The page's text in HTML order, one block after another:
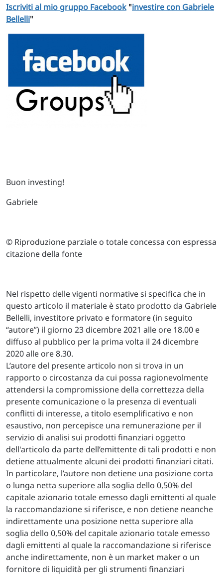
Iscriviti al mio gruppo Facebook "investire con Gabriele
Bellelli"
Buon investing!
Gabriele
© Riproduzione parziale o totale concessa con espressa
citazione della fonte
Nel rispetto delle vigenti normative si specifica che in
questo articolo il materiale è stato prodotto da Gabriele
Bellelli, investitore privato e formatore (in seguito
“autore”) il giorno 23 dicembre 2021 alle ore 18.00 e
diffuso al pubblico per la prima volta il 24 dicembre
2020 alle ore 8.30.
L’autore del presente articolo non si trova in un
rapporto o circostanza da cui possa ragionevolmente
attendersi la compromissione della correttezza della
presente comunicazione o la presenza di eventuali
conflitti di interesse, a titolo esemplificativo e non
esaustivo, non percepisce una remunerazione per il
servizio di analisi sui prodotti finanziari oggetto
dell'articolo da parte dell’emittente di tali prodotti e non
detiene attualmente alcuni dei prodotti finanziari citati.
In particolare, l’autore non detiene una posizione corta
o lunga netta superiore alla soglia dello 0,50% del
capitale azionario totale emesso dagli emittenti al quale
la raccomandazione si riferisce, e non detiene neanche
indirettamente una posizione netta superiore alla
soglia dello 0,50% del capitale azionario totale emesso
dagli emittenti al quale la raccomandazione si riferisce
anche indirettamente, non è un market maker o un
fornitore di liquidità per gli strumenti finanziari